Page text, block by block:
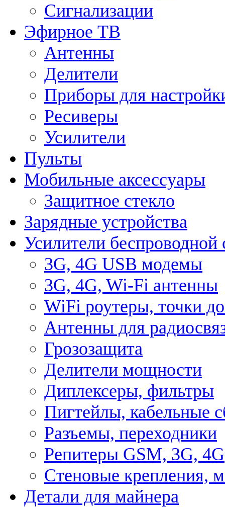
Сигнализации
Эфирное ТВ
Антенны
Делители
Приборы для
Ресиверы
Усилители
Пульты
Мобильные аксессуары
Защитное стекло
Зарядные устройства
Усилители беспроводной
3G, 4G USB модемы
3G, 4G, Wi-Fi антенны
WiFi роутеры, точки
Антенны для
Грозозащита
Делители мощности
Диплексеры, фильтры
Пигтейлы, кабельные
Разъемы, переходники
Репитеры GSM, 3G, 4G
Стеновые крепления,
Детали для майнера